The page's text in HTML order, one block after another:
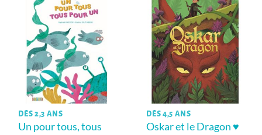
DÈS 2,3 ANS
Un pour tous, tous
DÈS 4,5 ANS
Oskar et le Dragon ♥